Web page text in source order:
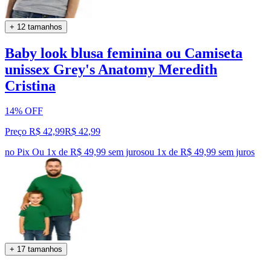
+ 12 tamanhos
Baby look blusa feminina ou Camiseta
unissex Grey's Anatomy Meredith
Cristina
14% OFF
Preço R$ 42,99R$ 42,99
no Pix Ou 1x de R$ 49,99 sem jurosou 1x de R$ 49,99 sem juros
+ 17 tamanhos